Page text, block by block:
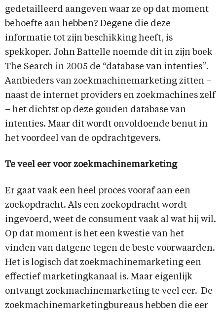
gedetailleerd aangeven waar ze op dat moment
behoefte aan hebben? Degene die deze
informatie tot zijn beschikking heeft, is
spekkoper. John Battelle noemde dit in zijn boek
The Search in 2005 de “database van intenties”.
Aanbieders van zoekmachinemarketing zitten –
naast de internet providers en zoekmachines zelf
– het dichtst op deze gouden database van
intenties. Maar dit wordt onvoldoende benut in
het voordeel van de opdrachtgevers.
Te veel eer voor zoekmachinemarketing
Er gaat vaak een heel proces vooraf aan een
zoekopdracht. Als een zoekopdracht wordt
ingevoerd, weet de consument vaak al wat hij wil.
Op dat moment is het een kwestie van het
vinden van datgene tegen de beste voorwaarden.
Het is logisch dat zoekmachinemarketing een
effectief marketingkanaal is. Maar eigenlijk
ontvangt zoekmachinemarketing te veel eer. De
zoekmachinemarketingbureaus hebben die eer